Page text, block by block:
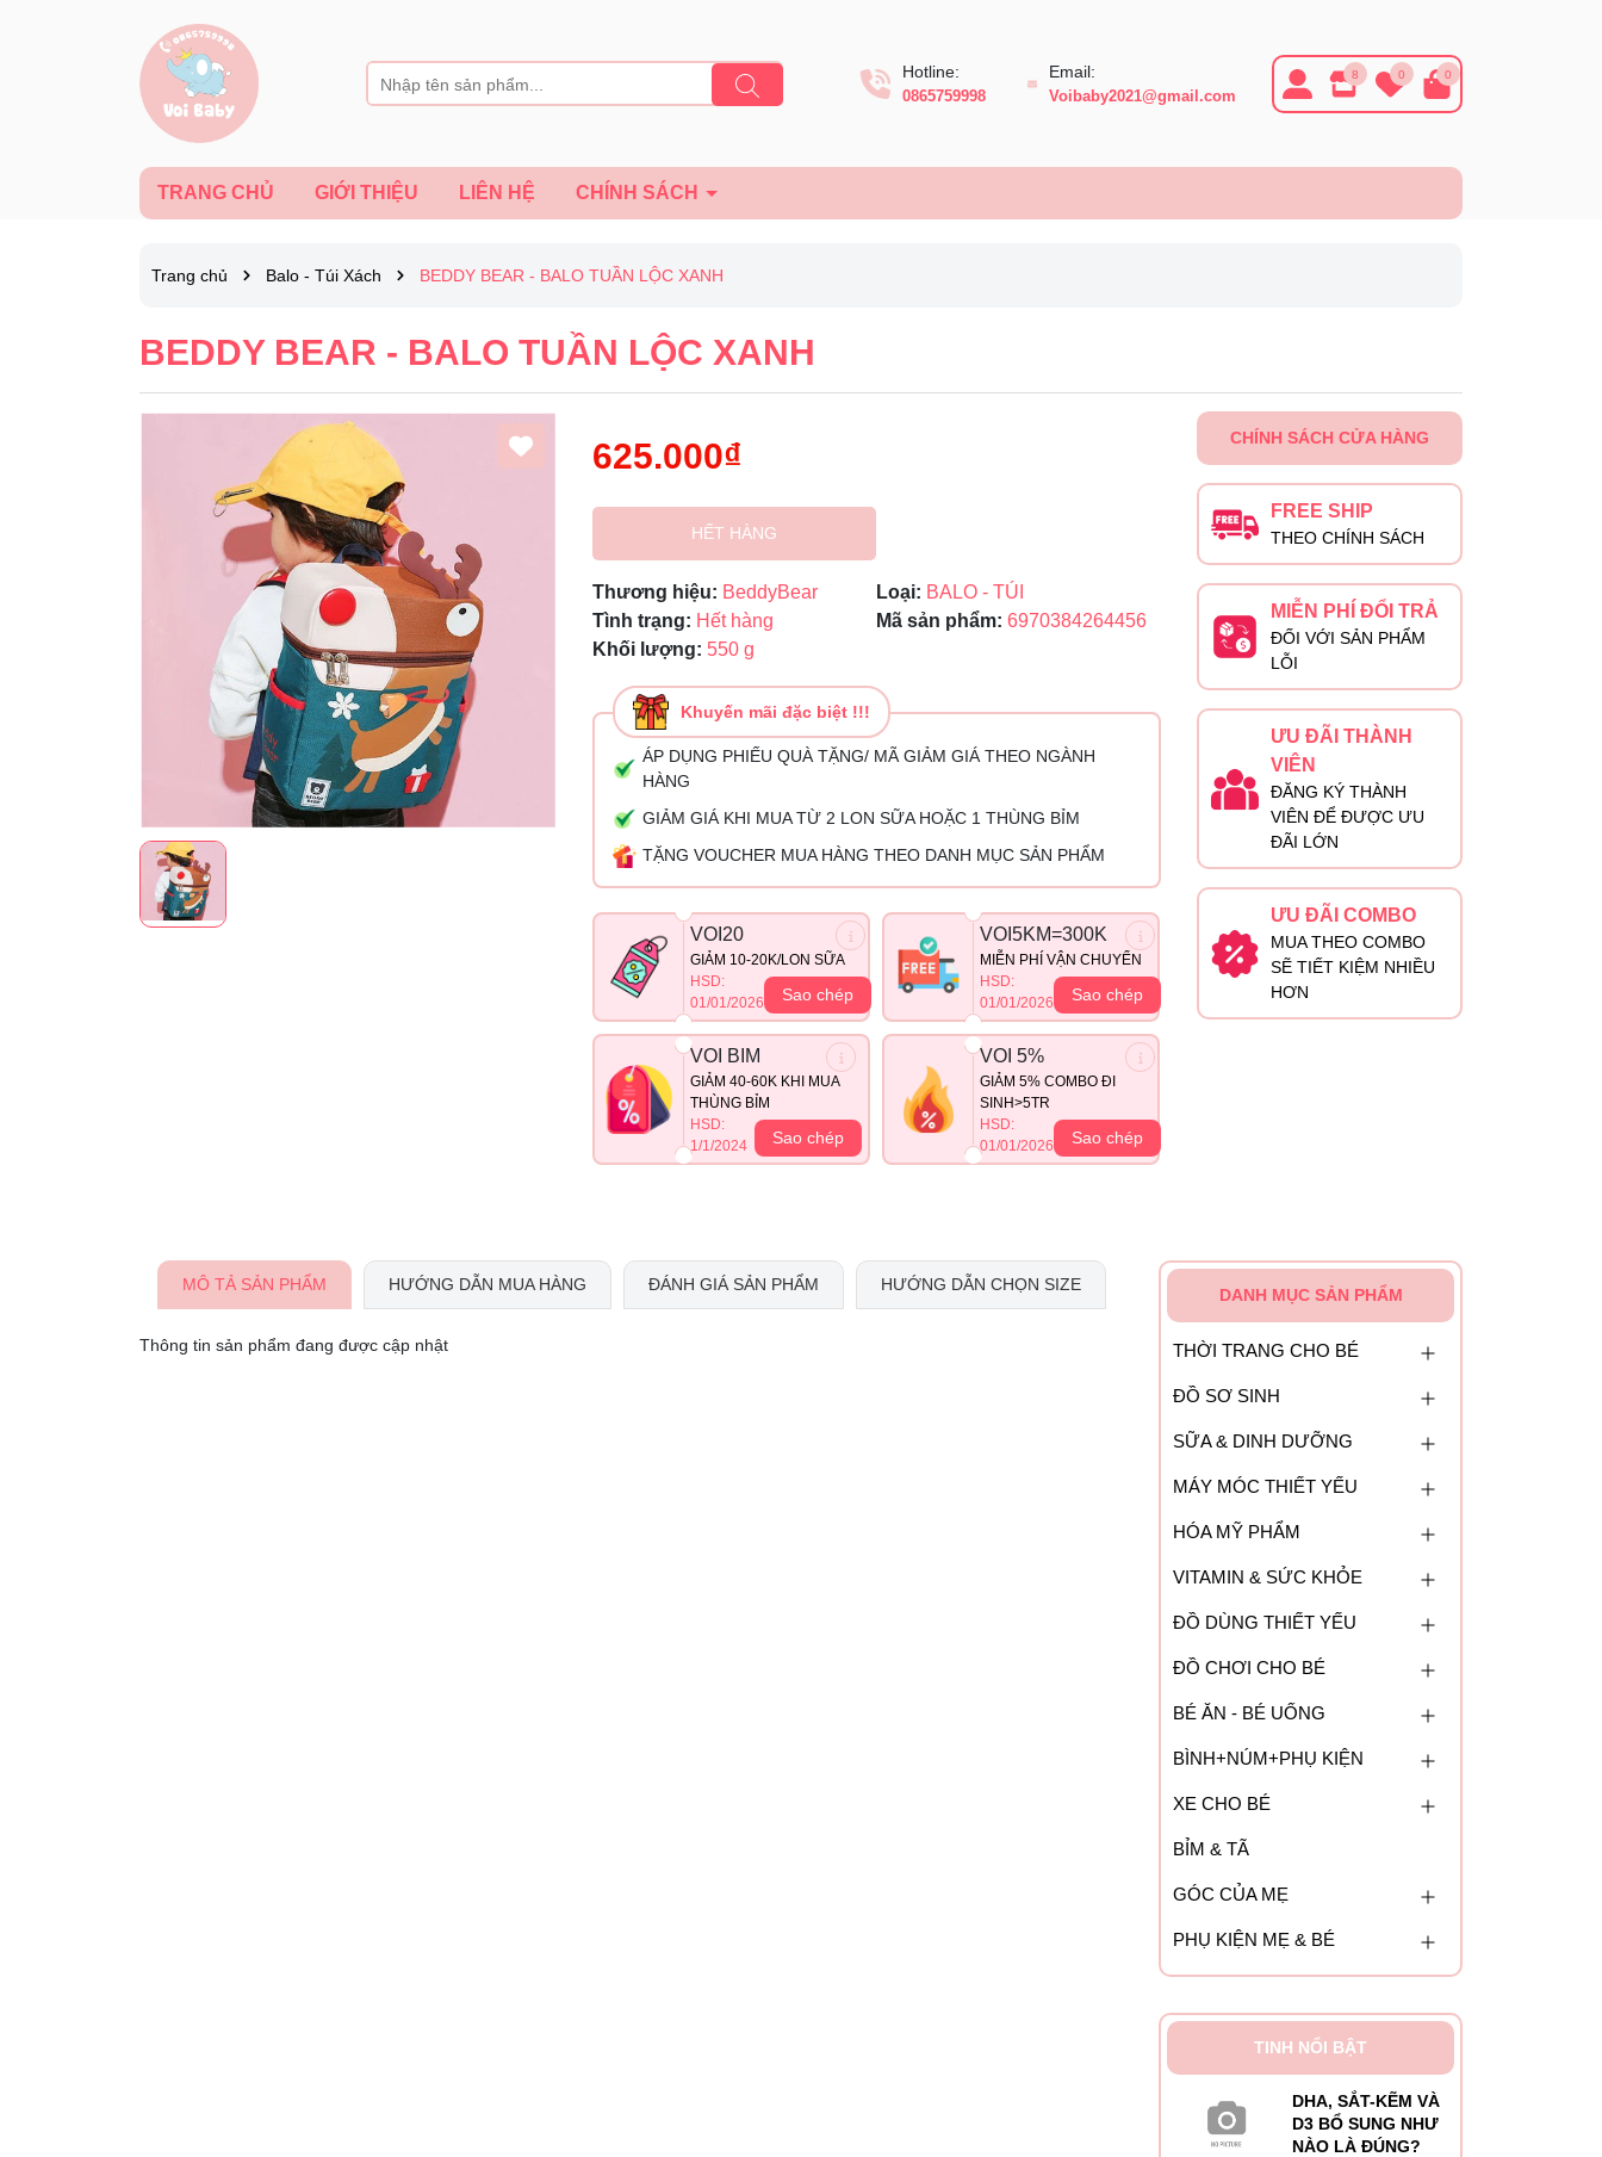
Hotline:
0865759998
Email:
Voibaby2021@gmail.com
8 0 0
TRANG CHỦ GIỚI THIỆU LIÊN HỆ CHÍNH SÁCH
Trang chủ Balo - Túi Xách BEDDY BEAR - BALO TUẦN LỘC XANH
BEDDY BEAR - BALO TUẦN LỘC XANH
625.000₫
HẾT HÀNG
Thương hiệu: BeddyBear Loại: BALO - TÚI
Tình trạng: Hết hàng Mã sản phẩm: 6970384264456
Khối lượng: 550 g
Khuyến mãi đặc biệt !!!
ÁP DỤNG PHIẾU QUÀ TẶNG/ MÃ GIẢM GIÁ THEO NGÀNH
HÀNG
GIẢM GIÁ KHI MUA TỪ 2 LON SỮA HOẶC 1 THÙNG BỈM
TẶNG VOUCHER MUA HÀNG THEO DANH MỤC SẢN PHẨM
VOI20
GIẢM 10-20K/LON SỮA
HSD:
01/01/2026
Sao chép
VOI5KM=300K
MIỄN PHÍ VẬN CHUYỂN
HSD:
01/01/2026
Sao chép
VOI BIM
GIẢM 40-60K KHI MUA
THÙNG BỈM
HSD:
1/1/2024
Sao chép
VOI 5%
GIẢM 5% COMBO ĐI
SINH>5TR
HSD:
01/01/2026
Sao chép
Ngày hết hạn:
Điều kiện:
CHÍNH SÁCH CỬA HÀNG
FREE SHIP
THEO CHÍNH SÁCH
MIỄN PHÍ ĐỔI TRẢ
ĐỐI VỚI SẢN PHẨM
LỖI
ƯU ĐÃI THÀNH
VIÊN
ĐĂNG KÝ THÀNH
VIÊN ĐỂ ĐƯỢC ƯU
ĐÃI LỚN
ƯU ĐÃI COMBO
MUA THEO COMBO
SẼ TIẾT KIỆM NHIỀU
HƠN
MÔ TẢ SẢN PHẨM HƯỚNG DẪN MUA HÀNG ĐÁNH GIÁ SẢN PHẨM HƯỚNG DẪN CHỌN SIZE
Thông tin sản phẩm đang được cập nhật
DANH MỤC SẢN PHẨM
THỜI TRANG CHO BÉ
ĐỒ SƠ SINH
SỮA & DINH DƯỠNG
MÁY MÓC THIẾT YẾU
HÓA MỸ PHẨM
VITAMIN & SỨC KHỎE
ĐỒ DÙNG THIẾT YẾU
ĐỒ CHƠI CHO BÉ
BÉ ĂN - BÉ UỐNG
BÌNH+NÚM+PHỤ KIỆN
XE CHO BÉ
BỈM & TÃ
GÓC CỦA MẸ
PHỤ KIỆN MẸ & BÉ
TINH NỔI BẬT
DHA, SẮT-KẼM VÀ
D3 BỔ SUNG NHƯ
NÀO LÀ ĐÚNG?